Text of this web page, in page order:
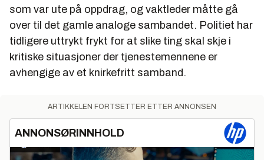
som var ute på oppdrag, og vaktleder måtte gå
over til det gamle analoge sambandet. Politiet har
tidligere uttrykt frykt for at slike ting skal skje i
kritiske situasjoner der tjenestemennene er
avhengige av et knirkefritt samband.
ARTIKKELEN FORTSETTER ETTER ANNONSEN
ANNONSØRINNHOLD